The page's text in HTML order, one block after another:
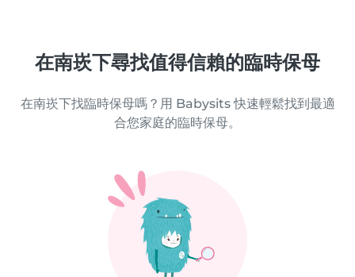
在南崁下尋找值得信賴的臨時保母
在南崁下找臨時保母嗎？用 Babysits 快速輕鬆找到最適
合您家庭的臨時保母。